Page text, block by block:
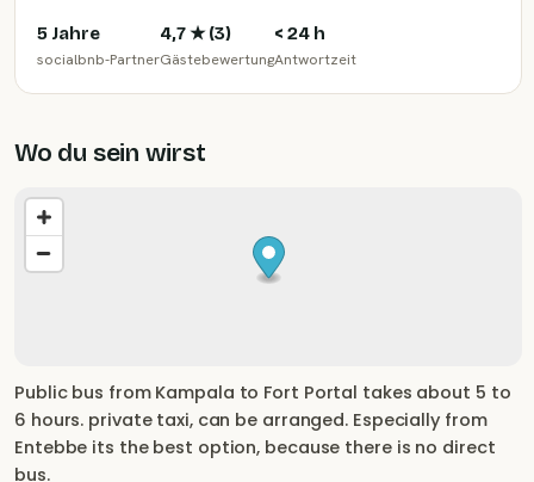
5 Jahre
socialbnb-Partner
4,7★ (3)
Gästebewertung
< 24 h
Antwortzeit
Wo du sein wirst
Public bus from Kampala to Fort Portal takes about 5 to
6 hours. private taxi, can be arranged. Especially from
Entebbe its the best option, because there is no direct
bus.